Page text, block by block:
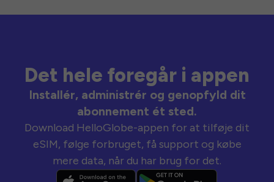
Det hele foregår i appen
Installér, administrér og genopfyld dit
abonnement ét sted.
Download HelloGlobe-appen for at tilføje dit
eSIM, følge forbruget, få support og købe
mere data, når du har brug for det.